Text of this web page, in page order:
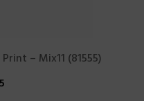
– Mix11 (81555)